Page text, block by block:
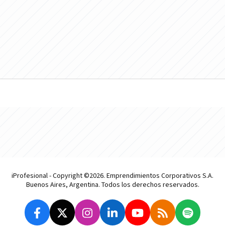
iProfesional - Copyright ©2026. Emprendimientos Corporativos S.A.
Buenos Aires, Argentina. Todos los derechos reservados.